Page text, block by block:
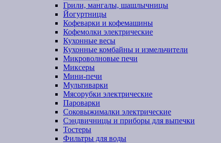
Грили, мангалы, шашлычницы
Йогуртницы
Кофеварки и кофемашины
Кофемолки электрические
Кухонные весы
Кухонные комбайны и измельчители
Микроволновые печи
Миксеры
Мини-печи
Мультиварки
Мясорубки электрические
Пароварки
Соковыжималки электрические
Сэндвичницы и приборы для выпечки
Тостеры
Фильтры для воды